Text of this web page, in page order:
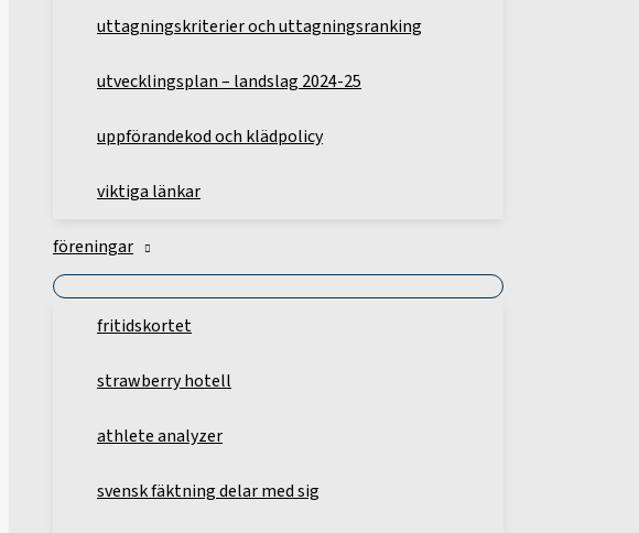
uttagningskriterier och uttagningsranking
utvecklingsplan – landslag 2024-25
uppförandekod och klädpolicy
viktiga länkar
föreningar
fritidskortet
strawberry hotell
athlete analyzer
svensk fäktning delar med sig